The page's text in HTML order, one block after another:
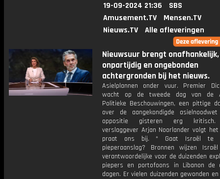
19-09-2024 21:36
SBS
Amusement.TV
Mensen.TV
Nieuws.TV
Alle afleveringen
Nieuwsuur brengt onafhankelijk,
onpartijdig en ongebonden
achtergronden bij het nieuws.
Asielplannen onder vuur. Premier
wacht op de tweede dag van de
Politieke Beschouwingen, een pittige
over de aangekondigde
oppositie gisteren erg kritisch.
verslaggever Arjan Noorlander volgt
praat ons bij. * Gaat Israël te
pieperaanslag? Bronnen wijzen
verantwoordelijke voor de duizenden
piepers en portofoons in Libanon de
dagen. Er vielen duizenden gewonden